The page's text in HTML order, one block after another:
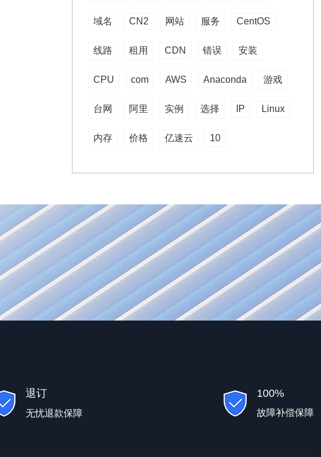
域名 CN2 网站 服务 CentOS
线路 租用 CDN 错误 安装
CPU com AWS Anaconda 游戏
台网 阿里 实例 选择 IP Linux
内存 价格 亿速云 10
退订
无忧退款保障
100%
故障补偿保障